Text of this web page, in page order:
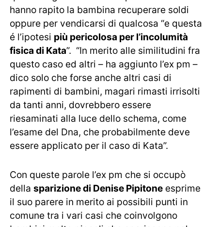
hanno rapito la bambina recuperare soldi
oppure per vendicarsi di qualcosa “e questa
é l’ipotesi più pericolosa per l’incolumità
fisica di Kata”. “In merito alle similitudini fra
questo caso ed altri – ha aggiunto l’ex pm –
dico solo che forse anche altri casi di
rapimenti di bambini, magari rimasti irrisolti
da tanti anni, dovrebbero essere
riesaminati alla luce dello schema, come
l’esame del Dna, che probabilmente deve
essere applicato per il caso di Kata”.
Con queste parole l’ex pm che si occupò
della sparizione di Denise Pipitone esprime
il suo parere in merito ai possibili punti in
comune tra i vari casi che coinvolgono